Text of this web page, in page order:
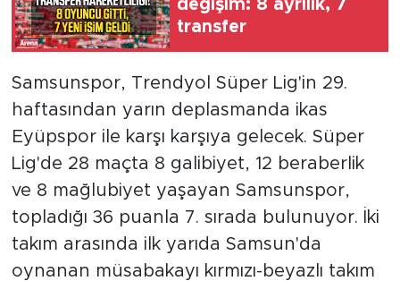
değişim: 8 ayrılık, 7
transfer
Samsunspor, Trendyol Süper Lig'in 29.
haftasından yarın deplasmanda ikas
Eyüpspor ile karşı karşıya gelecek. Süper
Lig'de 28 maçta 8 galibiyet, 12 beraberlik
ve 8 mağlubiyet yaşayan Samsunspor,
topladığı 36 puanla 7. sırada bulunuyor. İki
takım arasında ilk yarıda Samsun'da
oynanan müsabakayı kırmızı-beyazlı takım